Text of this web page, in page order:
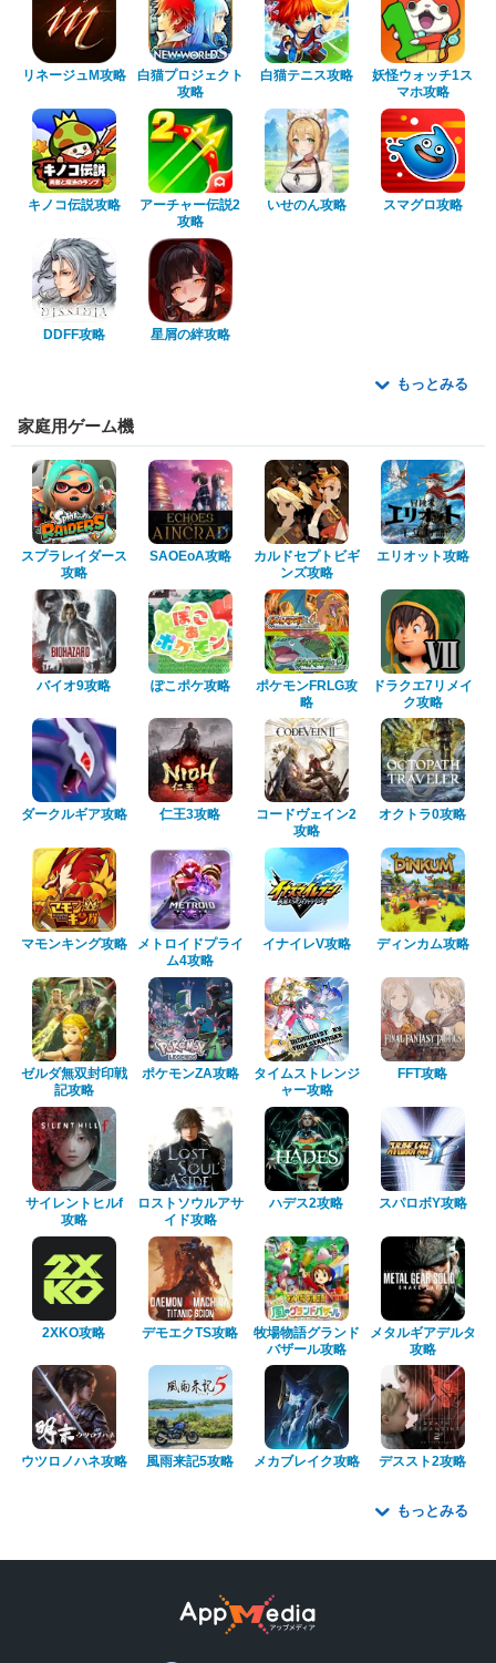
リネージュM攻略
白猫プロジェクト
攻略
白猫テニス攻略
妖怪ウォッチ1ス
マホ攻略
キノコ伝説攻略
アーチャー伝説2
攻略
いせのん攻略 スマグロ攻略
DDFF攻略 星屑の絆攻略
もっとみる
家庭用ゲーム機
スプラレイダース
攻略
SAOEoA攻略
カルドセプトビギ
ンズ攻略
エリオット攻略
バイオ9攻略 ぽこポケ攻略
ポケモンFRLG攻
略
ドラクエ7リメイ
ク攻略
ダークルギア攻略 仁王3攻略
コードヴェイン2
攻略
オクトラ0攻略
マモンキング攻略
メトロイドプライ
ム4攻略
イナイレV攻略 ディンカム攻略
ゼルダ無双封印戦
記攻略
ポケモンZA攻略
タイムストレンジ
ャー攻略
FFT攻略
サイレントヒルf
攻略
ロストソウルアサ
イド攻略
ハデス2攻略 スパロボY攻略
2XKO攻略 デモエクTS攻略
牧場物語グランド
バザール攻略
メタルギアデルタ
攻略
ウツロノハネ攻略 風雨来記5攻略 メカブレイク攻略 デススト2攻略
もっとみる